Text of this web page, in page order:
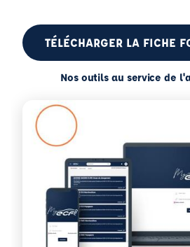
TÉLÉCHARGER LA FICHE
Nos outils au service de